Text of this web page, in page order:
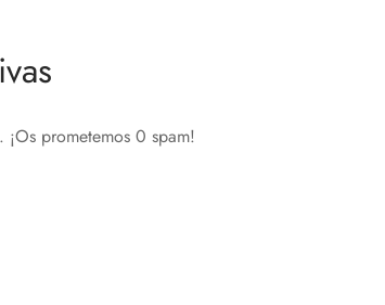
prometemos 0 spam!